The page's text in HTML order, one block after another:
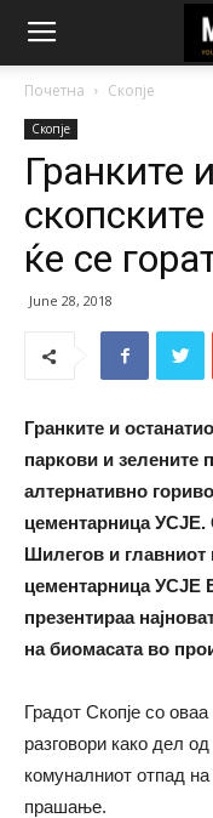
Почетна Скопје
Скопје
Гранките
ќе се
June 28, 2018
Гранките и
паркови и зелените
алтернативно
цементарница УСЈЕ.
Шилегов и
цементарница УСЈЕ
презентираа
на биомасата во
Градот Скопје со
разговори како дел
комуналниот отпад
прашање.